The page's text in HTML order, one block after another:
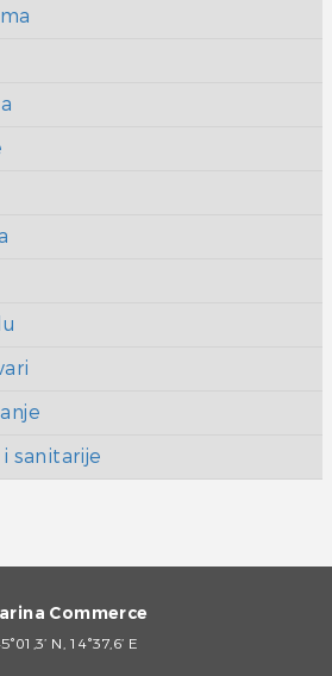
sanitarije
Commerce
N, 14°37,6’ E